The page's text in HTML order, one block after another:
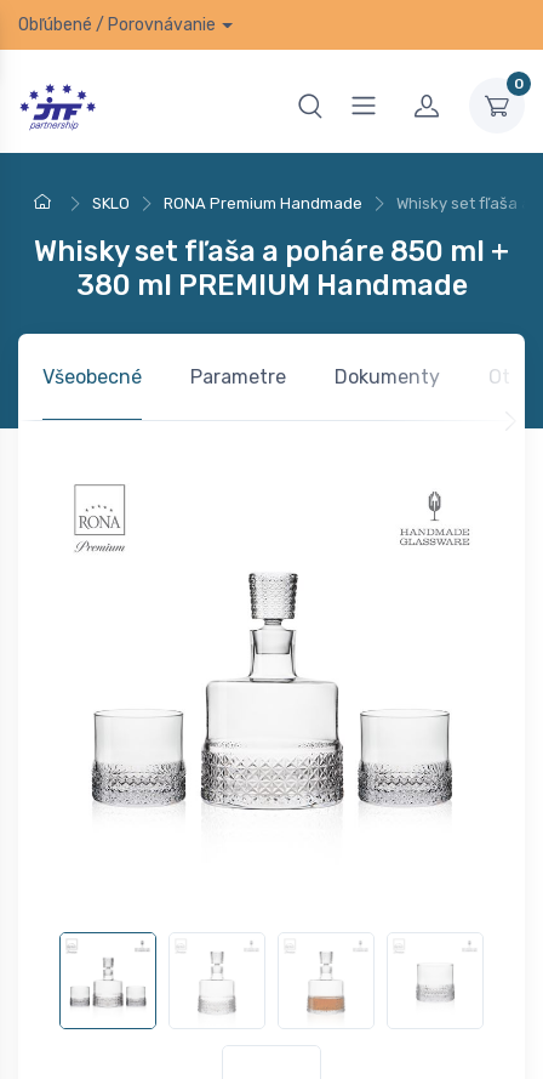
Obľúbené / Porovnávanie
0
SKLO RONA Premium Handmade Whisky set fľaša a
Whisky set fľaša a poháre 850 ml +
380 ml PREMIUM Handmade
Všeobecné Parametre Dokumenty